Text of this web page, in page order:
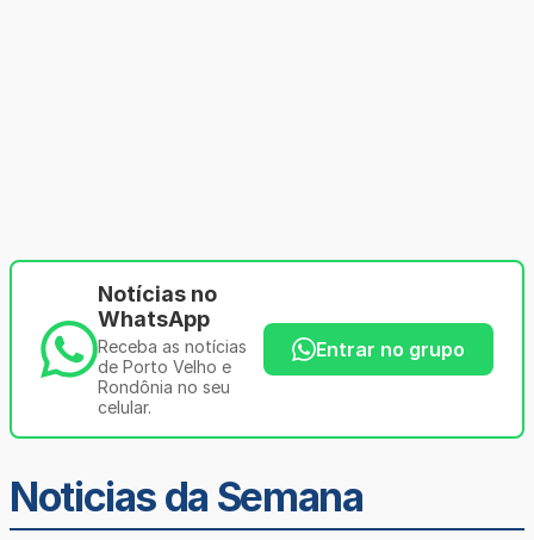
Notícias no
WhatsApp
Receba as notícias
de Porto Velho e
Rondônia no seu
celular.
Entrar no grupo
Noticias da Semana